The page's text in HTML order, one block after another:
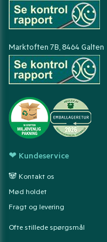
Marktoften 7B, 8464 Galten
❤ Kundeservice
🐼 Kontakt os
Mød holdet
Fragt og levering
Ofte stillede spørgsmål